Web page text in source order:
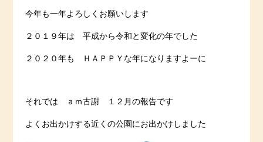
今年も一年よろしくお願いします
２０１９年は 平成から令和と変化の年でした
２０２０年も ＨＡＰＰＹな年になりますよーに
それでは ａｍ古謝 １２月の報告です
よくお出かけする近くの公園にお出かけしました